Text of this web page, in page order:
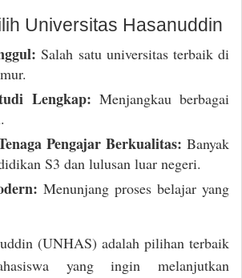
Universitas Hasanuddin
Salah satu universitas terbaik di
Lengkap: Menjangkau berbagai
Pengajar Berkualitas: Banyak
S3 dan lulusan luar negeri.
Menunjang proses belajar yang
(UNHAS) adalah pilihan terbaik
yang ingin melanjutkan